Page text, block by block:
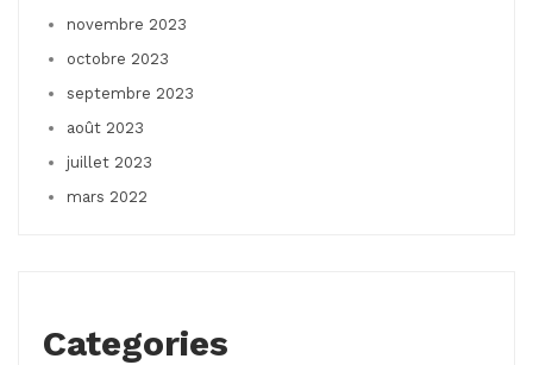
novembre 2023
octobre 2023
septembre 2023
août 2023
juillet 2023
mars 2022
Categories